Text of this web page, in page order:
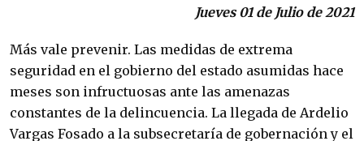
Jueves 01 de Julio de 2021
Más vale prevenir. Las medidas de extrema
seguridad en el gobierno del estado asumidas hace
meses son infructuosas ante las amenazas
constantes de la delincuencia. La llegada de Ardelio
Vargas Fosado a la subsecretaría de gobernación y el